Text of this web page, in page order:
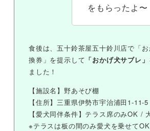
をもらったよ〜
食後は、五十鈴茶屋五十鈴川店で「
換券」を提示して 「おかげ犬サブレ」
ました！
【施設名】野あそび棚
【住所】三重県伊勢市宇治浦田1-11-5
【愛犬同伴条件】テラス席のみOK /
※テラスは板の間のみ愛犬を乗せて